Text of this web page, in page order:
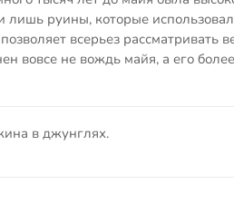
руины, которые
всерьез рассматривать
вовсе не вождь майя, а его
в джунглях.